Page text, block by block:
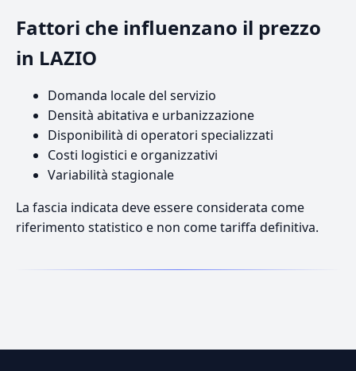
Fattori che influenzano il prezzo
in LAZIO
Domanda locale del servizio
Densità abitativa e urbanizzazione
Disponibilità di operatori specializzati
Costi logistici e organizzativi
Variabilità stagionale
La fascia indicata deve essere considerata come
riferimento statistico e non come tariffa definitiva.